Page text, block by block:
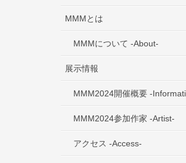
MMMとは
MMMについて -About-
展示情報
MMM2024開催概要 -
MMM2024参加作家 -Artist-
アクセス -Access-